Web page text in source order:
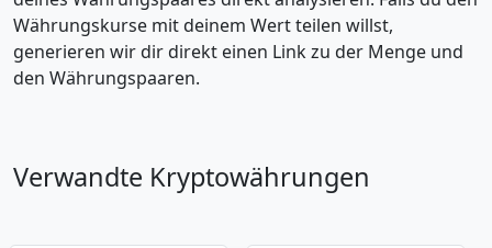
Währungskurse mit deinem Wert teilen willst,
generieren wir dir direkt einen Link zu der Menge und
den Währungspaaren.
Verwandte Kryptowährungen